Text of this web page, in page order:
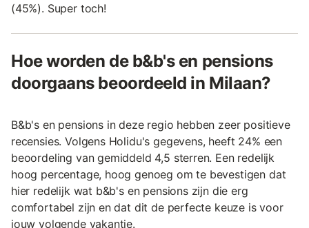
(45%). Super toch!
Hoe worden de b&b's en pensions
doorgaans beoordeeld in Milaan?
B&b's en pensions in deze regio hebben zeer positieve
recensies. Volgens Holidu's gegevens, heeft 24% een
beoordeling van gemiddeld 4,5 sterren. Een redelijk
hoog percentage, hoog genoeg om te bevestigen dat
hier redelijk wat b&b's en pensions zijn die erg
comfortabel zijn en dat dit de perfecte keuze is voor
jouw volgende vakantie.